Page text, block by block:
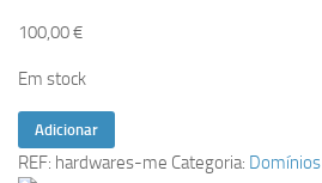
100,00€
Em stock
Quantidade
de
Adicionar
REF: hardwares-me Categoria: Domínios